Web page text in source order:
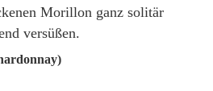
Morillon ganz solitär
versüßen.